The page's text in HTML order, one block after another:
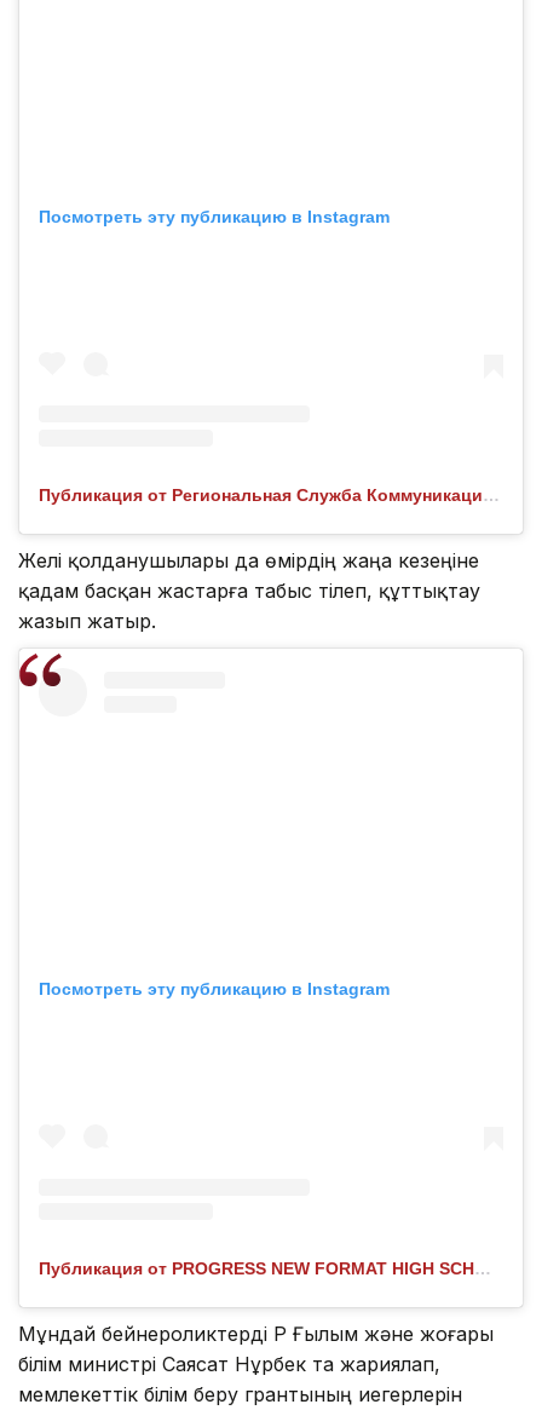
Посмотреть эту публикацию в Instagram
Публикация от Региональная Служба Коммуникаций СКО (@rsk.sko.kz)
Желі қолданушылары да өмірдің жаңа кезеңіне
қадам басқан жастарға табыс тілеп, құттықтау
жазып жатыр.
Посмотреть эту публикацию в Instagram
Публикация от PROGRESS NEW FORMAT HIGH SCHOOL | ЖЕКЕМЕНШІК МЕКТЕП (@progress_aktau)
Мұндай бейнероликтерді ҚР Ғылым және жоғары
білім министрі Саясат Нұрбек та жариялап,
мемлекеттік білім беру грантының иегерлерін